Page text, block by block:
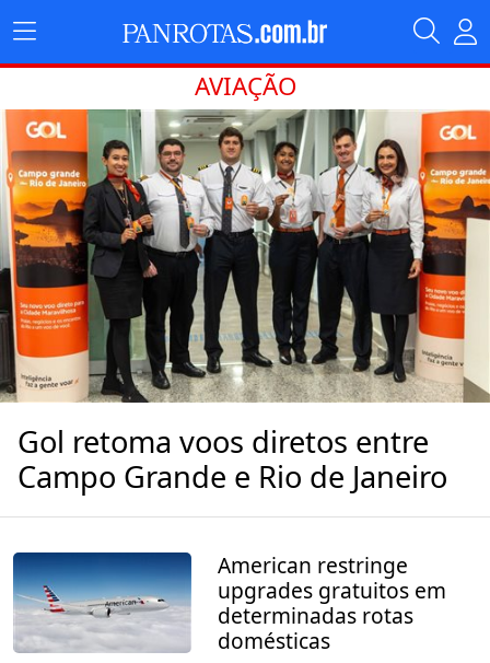
AVIAÇÃO
Gol retoma voos diretos entre
Campo Grande e Rio de Janeiro
American restringe
upgrades gratuitos em
determinadas rotas
domésticas